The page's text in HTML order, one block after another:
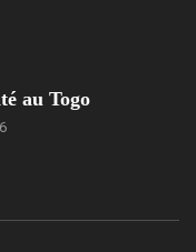
au Togo